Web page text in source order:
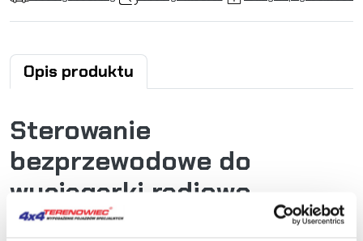
Opis produktu
Sterowanie
bezprzewodowe do
wyciągarki radiowe
CLASSIC - 12V / 24